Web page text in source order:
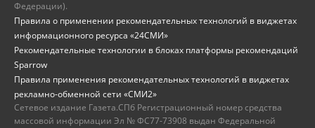
Федерации).
Правила о применении рекомендательных технологий в виджетах
информационного ресурса «24СМИ»
Рекомендательные технологии в блоках платформы рекомендаций
Sparrow
Правила применения рекомендательных технологий в виджетах
рекламно-обменной сети «СМИ2»
Сетевое издание Газета.СПб Регистрационный номер средства
массовой информации Эл № ФС77-73908 выдан Федеральной